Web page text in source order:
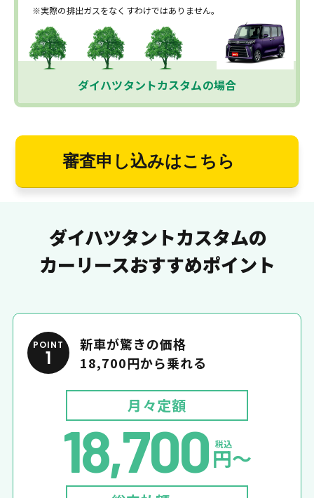
※実際の排出ガスをなくすわけではありません。
ダイハツタントカスタムの場合
審査申し込みはこちら
ダイハツタントカスタムの
カーリースおすすめポイント
POINT
1
新車が驚きの価格
18,700円から乗れる
月々定額
18,700 税込
円〜